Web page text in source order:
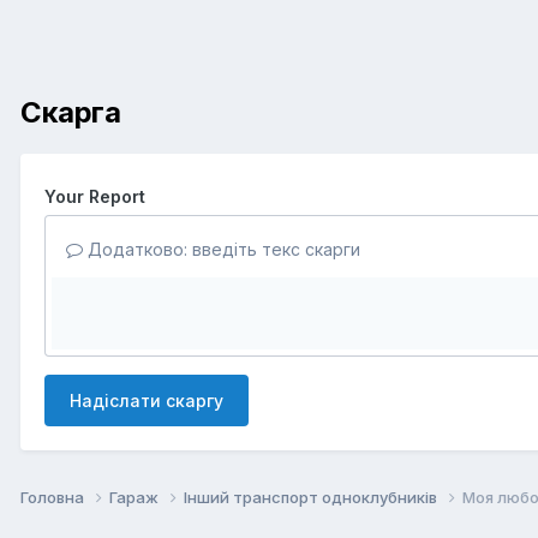
Скарга
Your Report
Додатково: введіть текс скарги
Надіслати скаргу
Головна Гараж Інший транспорт одноклубників Моя